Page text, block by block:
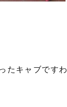
たキャブですわ